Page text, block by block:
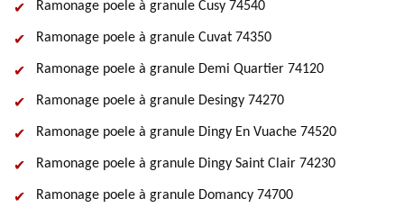
Ramonage poele à granule Cusy 74540
Ramonage poele à granule Cuvat 74350
Ramonage poele à granule Demi Quartier 74120
Ramonage poele à granule Desingy 74270
Ramonage poele à granule Dingy En Vuache 74520
Ramonage poele à granule Dingy Saint Clair 74230
Ramonage poele à granule Domancy 74700